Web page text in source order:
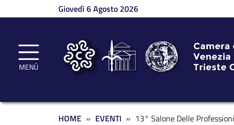
Salta al contenuto principaleGiovedì 6 Agosto 2026
MENÙ
HOME EVENTI 13° Salone Delle